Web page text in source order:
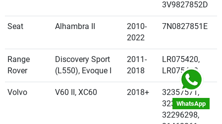
3V9827852D
Seat Alhambra II
2010-
2022
7N0827851E
Range
Rover
Discovery Sport
(L550), Evoque I
2011-
2018
LR075420,
LR075419
Volvo V60 II, XC60 2018+
32357571,
32384406,
32296298,
WhatsApp